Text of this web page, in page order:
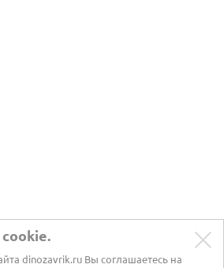
dinozavrik.ru Вы соглашаетесь на